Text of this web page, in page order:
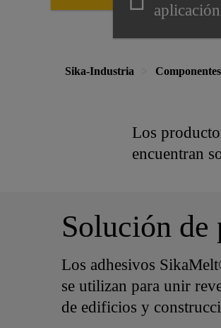
aplicación
Sika-Industria
Los
encuentran
Solución de
Los adhesivos
se utilizan para unir
de edificios y